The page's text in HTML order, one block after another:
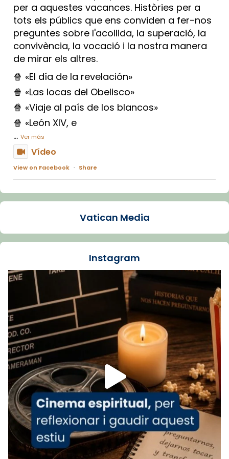
per a aquestes vacances. Històries per a
tots els públics que ens conviden a fer-nos
preguntes sobre l'acollida, la superació, la
convivència, la vocació i la nostra manera
de mirar els altres.
🍿 «El día de la revelación»
🍿 «Las locas del Obelisco»
🍿 «Viaje al país de los blancos»
🍿 «León XIV, e
... Ver más
Vídeo
View on Facebook · Share
Arquebisbat de Barcelona
La Carmina va patir depressió. Fa gairebé
dos mesos, a l'Estadi Lluís Companys, la
Recupera l'entrevista comp
Vatican
tican News 👇
www.vaticannews.va/es/iglesia/news/2026-
07/carmina-historia-depresion-papa-viaje-
espana-testimoni...
Foto
View on Facebook · Share
Arquebisbat de Barcelona
2 weeks ago
«Avui les santes Juliana i Semproniana ens
ajuden a alçar la mirada»
Vatican Media
Instagram